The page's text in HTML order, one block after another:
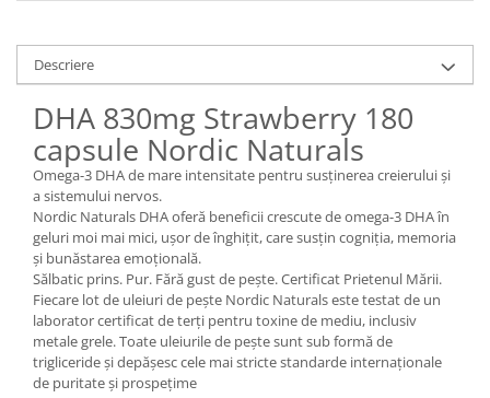
Descriere
DHA 830mg Strawberry 180
capsule Nordic Naturals
Omega-3 DHA de mare intensitate pentru susținerea creierului și
a sistemului nervos.
Nordic Naturals DHA oferă beneficii crescute de omega-3 DHA în
geluri moi mai mici, ușor de înghițit, care susțin cogniția, memoria
și bunăstarea emoțională.
Sălbatic prins. Pur. Fără gust de pește. Certificat Prietenul Mării.
Fiecare lot de uleiuri de pește Nordic Naturals este testat de un
laborator certificat de terți pentru toxine de mediu, inclusiv
metale grele. Toate uleiurile de pește sunt sub formă de
trigliceride și depășesc cele mai stricte standarde internaționale
de puritate și prospețime